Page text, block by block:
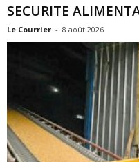
SECURITE
Le Courrier - 8 août 2026